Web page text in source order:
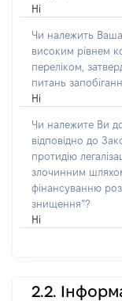
Ні
Чи належить
високим рівнем
переліком,
питань
Ні
Чи належите Ви до
відповідно до
протидію
злочинним
фінансуванню
знищення”?
Ні
2.2.